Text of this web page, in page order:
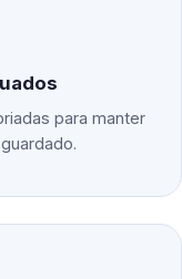
para manter